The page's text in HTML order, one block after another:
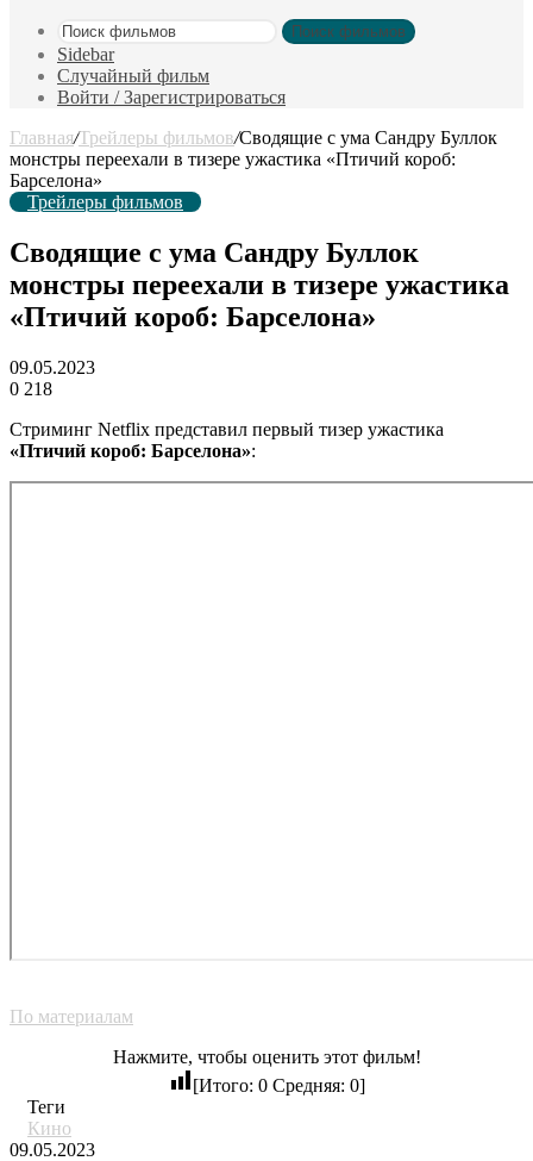
Поиск фильмов
Sidebar
Случайный фильм
Войти / Зарегистрироваться
Главная/Трейлеры фильмов/Сводящие с ума Сандру Буллок
монстры переехали в тизере ужастика «Птичий короб:
Барселона»
Трейлеры фильмов
Сводящие с ума Сандру Буллок
монстры переехали в тизере ужастика
«Птичий короб: Барселона»
09.05.2023
0 218
Стриминг Netflix представил первый тизер ужастика
«Птичий короб: Барселона»:
По материалам
Нажмите, чтобы оценить этот фильм!
[Итого: 0Средняя: 0]
Теги
Кино
09.05.2023